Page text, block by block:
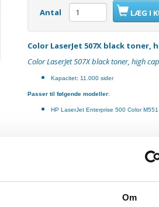
Om
Antal LÆG I
Color LaserJet 507X black toner,
Color LaserJet 507X black toner, high
Kapacitet: 11.000 sider
Passer til følgende modeller:
HP LaserJet Enterprise 500 Color